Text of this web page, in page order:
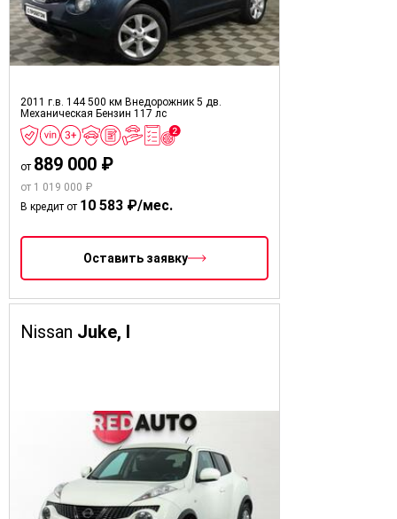
2011 г.в. 144 500 км Внедорожник 5 дв.
Механическая Бензин 117 лс
от 889 000 ₽
от 1 019 000 ₽
В кредит от 10 583 ₽/мес.
Оставить заявку
Nissan Juke, I